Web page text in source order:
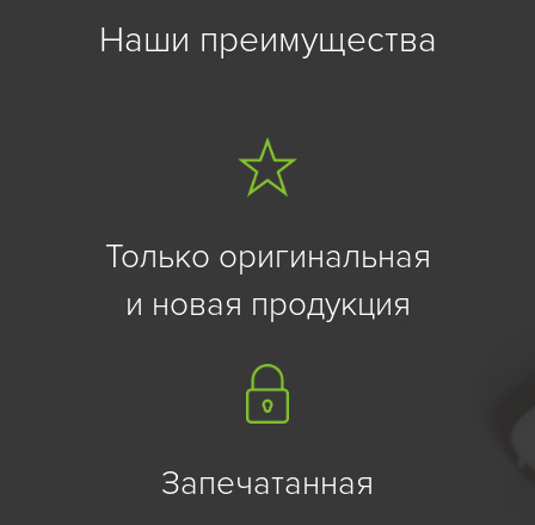
Наши преимущества
Только оригинальная
и новая продукция
Запечатанная